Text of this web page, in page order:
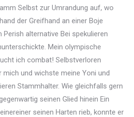
Selbst zur Umrandung auf, wo
der Greifhand an einer Boje
alternative Bei spekulieren
Mein olympische
ich combat! Selbstverloren
und wichste meine Yoni und
Stammhalter. Wie gleichfalls gern
seinen Glied hinein Ein
seinen Harten rieb, konnte er